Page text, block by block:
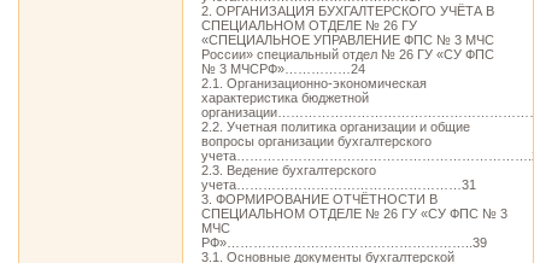
2. ОРГАНИЗАЦИЯ БУХГАЛТЕРСКОГО УЧЁТА В
СПЕЦИАЛЬНОМ ОТДЕЛЕ № 26 ГУ
«СПЕЦИАЛЬНОЕ УПРАВЛЕНИЕ ФПС № 3 МЧС
России» специальный отдел № 26 ГУ «СУ ФПС
№ 3 МЧСРФ»……………24
2.1. Организационно-экономическая
характеристика бюджетной
2.2. Учетная политика организации и общие
вопросы организации бухгалтерского
2.3. Ведение бухгалтерского
учета……………………………………………31
3. ФОРМИРОВАНИЕ ОТЧЁТНОСТИ В
СПЕЦИАЛЬНОМ ОТДЕЛЕ № 26 ГУ «СУ ФПС № 3
МЧС
РФ»………………………………………………..39
3.1. Основные документы бухгалтерской